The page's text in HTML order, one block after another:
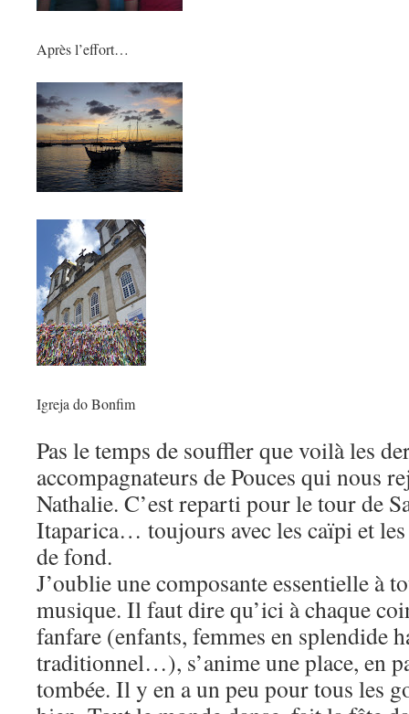
Après l’effort…
Igreja do Bonfim
Pas le temps de souffler que voilà les
accompagnateurs de Pouces qui nous
Nathalie. C’est reparti pour le tour de
Itaparica… toujours avec les caïpi et les
de fond.
J’oublie une composante essentielle à
musique. Il faut dire qu’ici à chaque
fanfare (enfants, femmes en splendide
traditionnel…), s’anime une place, en
tombée. Il y en a un peu pour tous les